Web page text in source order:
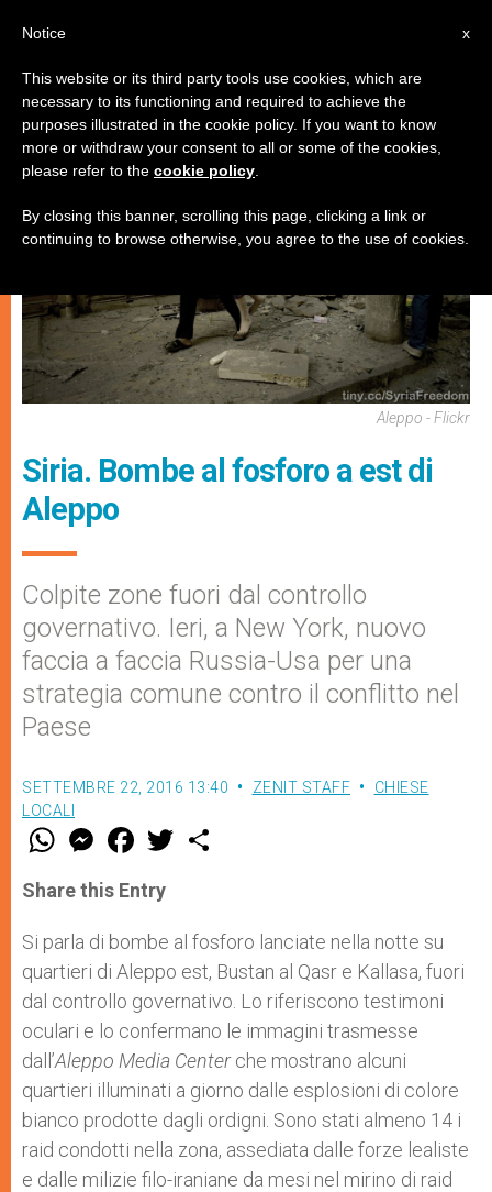
CHIESE LOCALI
Aleppo - Flickr
Siria. Bombe al fosforo a est di
Aleppo
Colpite zone fuori dal controllo
governativo. Ieri, a New York, nuovo
faccia a faccia Russia-Usa per una
strategia comune contro il conflitto nel
Paese
SETTEMBRE 22, 2016 13:40 ZENIT STAFF
CHIESE
LOCALI
W
t
s
p
p
M
e
s
e
g
e
r
F
a
e
b
o
k
w
r
Share this Entry
Si parla di bombe al fosforo lanciate nella notte su
quartieri di Aleppo est, Bustan al Qasr e Kallasa, fuori
dal controllo governativo. Lo riferiscono testimoni
oculari e lo confermano le immagini trasmesse
dall’Aleppo Media Centerche mostrano alcuni
quartieri illuminati a giorno dalle esplosioni di colore
bianco prodotte dagli ordigni. Sono stati almeno 14 i
raid condotti nella zona, assediata dalle forze lealiste
e dalle milizie filo-iraniane da mesi nel mirino di raid
x
Notice
This website or its third party tools use cookies, which are
necessary to its functioning and required to achieve the
purposes illustrated in the cookie policy. If you want to know
more or withdraw your consent to all or some of the cookies,
please refer to the cookie policy
By closing this banner, scrolling this page, clicking a link or
continuing to browse otherwise, you agree to the use of cookies.